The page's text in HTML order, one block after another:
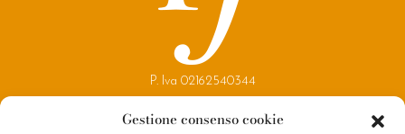
Gestione consenso cookie
P. Iva 02162540344
Reggio Parma Festival